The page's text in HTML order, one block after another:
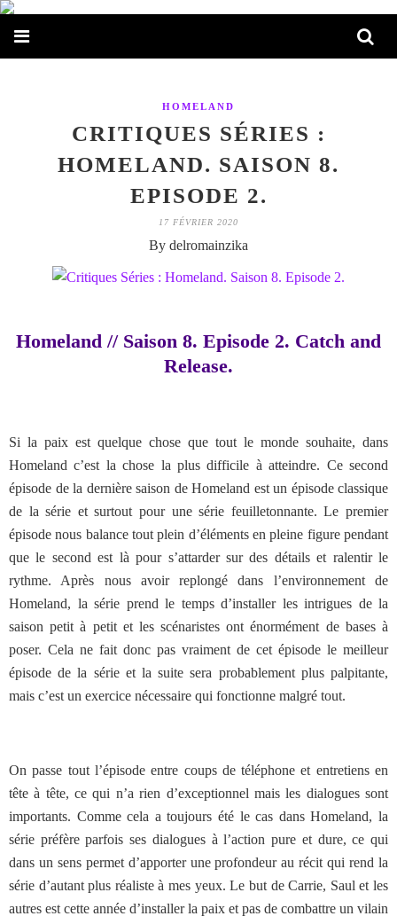
HOMELAND
CRITIQUES SÉRIES :
HOMELAND. SAISON 8.
EPISODE 2.
17 FÉVRIER 2020
By delromainzika
Homeland // Saison 8. Episode 2. Catch and
Release.
Si la paix est quelque chose que tout le monde souhaite, dans
Homeland c’est la chose la plus difficile à atteindre. Ce second
épisode de la dernière saison de Homeland est un épisode classique
de la série et surtout pour une série feuilletonnante. Le premier
épisode nous balance tout plein d’éléments en pleine figure pendant
que le second est là pour s’attarder sur des détails et ralentir le
rythme. Après nous avoir replongé dans l’environnement de
Homeland, la série prend le temps d’installer les intrigues de la
saison petit à petit et les scénaristes ont énormément de bases à
poser. Cela ne fait donc pas vraiment de cet épisode le meilleur
épisode de la série et la suite sera probablement plus palpitante,
mais c’est un exercice nécessaire qui fonctionne malgré tout.
On passe tout l’épisode entre coups de téléphone et entretiens en
tête à tête, ce qui n’a rien d’exceptionnel mais les dialogues sont
importants. Comme cela a toujours été le cas dans Homeland, la
série préfère parfois ses dialogues à l’action pure et dure, ce qui
dans un sens permet d’apporter une profondeur au récit qui rend la
série d’autant plus réaliste à mes yeux. Le but de Carrie, Saul et les
autres est cette année d’installer la paix et pas de combattre un vilain